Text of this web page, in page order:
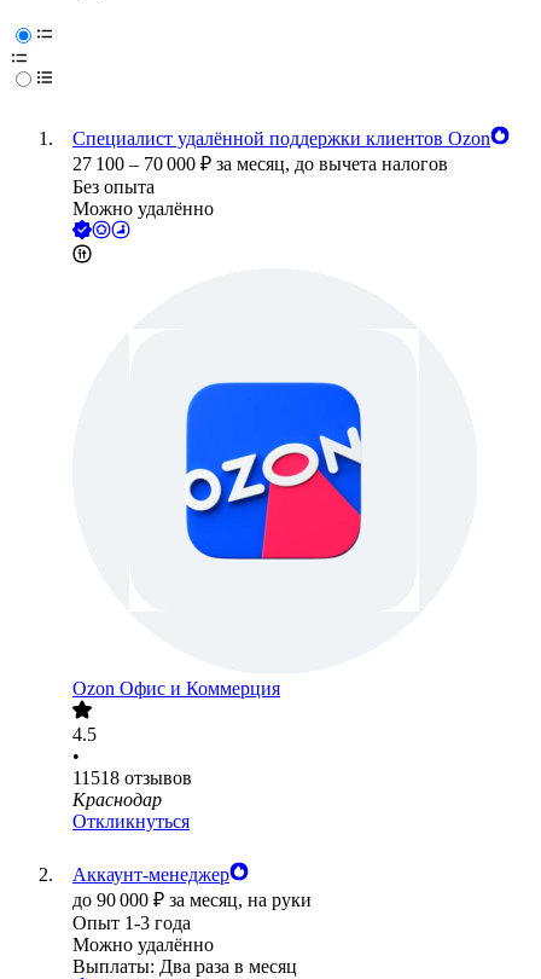
Специалист удалённой поддержки клиентов Ozon
27 100 – 70 000 ₽ за месяц, до вычета налогов
Без опыта
Можно удалённо
Ozon Офис и Коммерция
4.5
•
11518 отзывов
Краснодар
Откликнуться
Аккаунт-менеджер
до 90 000 ₽ за месяц, на руки
Опыт 1-3 года
Можно удалённо
Выплаты: Два раза в месяц